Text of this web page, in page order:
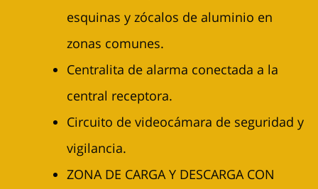
esquinas y zócalos de aluminio en
zonas comunes.
Centralita de alarma conectada a la
central receptora.
Circuito de videocámara de seguridad y
vigilancia.
ZONA DE CARGA Y DESCARGA CON